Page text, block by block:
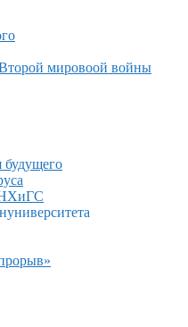
мировоой войны
будущего